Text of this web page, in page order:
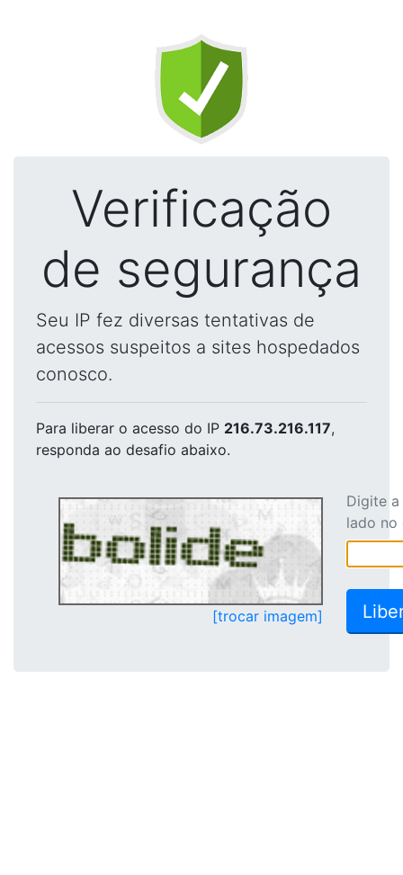
Verificação
de segurança
Seu IP fez diversas tentativas de
acessos suspeitos a sites hospedados
conosco.
Para liberar o acesso do IP 216.73.216.117,
responda ao desafio abaixo.
[trocar imagem]
Digite
lado no